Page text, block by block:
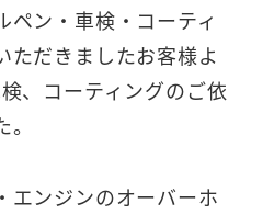
ペン・車検・コーティ
ただきましたお客様よ
、コーティングのご依
エンジンのオーバーホ